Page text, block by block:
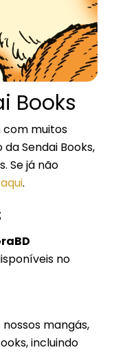
Books
muitos
Sendai Books,
Se já não
aqui.
no
mangás,
incluindo